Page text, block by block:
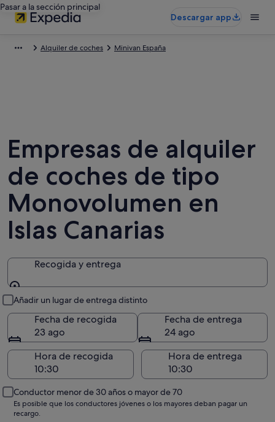
Pasar a la sección principal
Descargar app
Alquiler de coches Minivan España
Empresas de alquiler
de coches de tipo
Monovolumen en
Islas Canarias
Recogida y entrega
Añadir un lugar de entrega distinto
Fecha de recogida
23 ago
Fecha de entrega
24 ago
Hora de recogida
Hora de entrega
Conductor menor de 30 años o mayor de 70
Es posible que los conductores jóvenes o los mayores deban pagar un
recargo.